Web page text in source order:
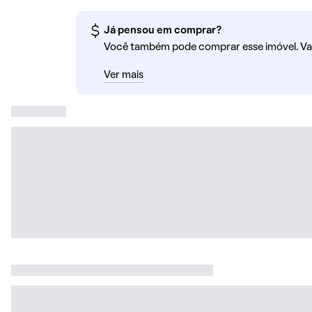
Já pensou em comprar?
Você também pode comprar esse imóvel.
Ver mais